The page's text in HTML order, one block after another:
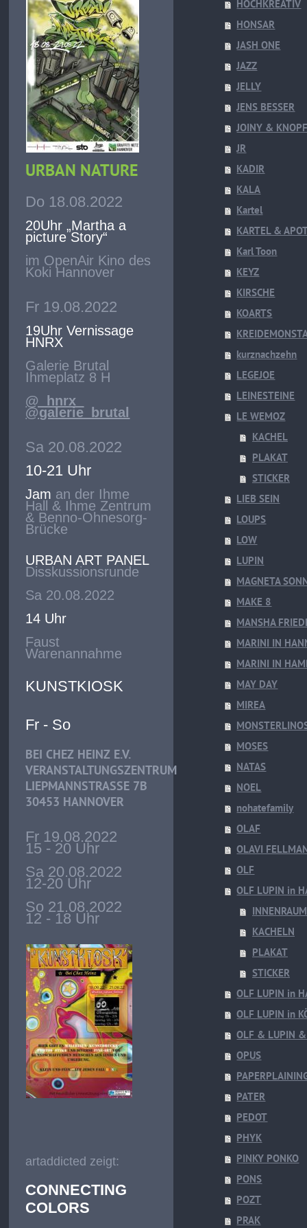
URBAN NATURE
Do 18.08.2022
20Uhr „Martha a
picture Story“
im OpenAir Kino des
Koki Hannover
Fr 19.08.2022
19Uhr Vernissage
HNRX
Galerie Brutal
Ihmeplatz 8 H
@_hnrx_
@galerie_brutal
Sa 20.08.2022
10-21 Uhr
Jam an der Ihme
Hall & Ihme Zentrum
& Benno-Ohnesorg-
Brücke
URBAN ART PANEL
Disskussionsrunde
Sa 20.08.2022
14 Uhr
Faust
Warenannahme
KUNSTKIOSK
Fr - So
BEI CHEZ HEINZ E.V.
VERANSTALTUNGSZENTRUM
LIEPMANNSTRASSE 7B
30453 HANNOVER
Fr 19.08.2022
15 - 20 Uhr
Sa 20.08.2022
12-20 Uhr
So 21.08.2022
12 - 18 Uhr
artaddicted zeigt:
CONNECTING
COLORS
HOCHKREATIV
HONSAR
JASH ONE
JAZZ
JELLY
JENS BESSER
JOINY &
JR
KADIR
KALA
Kartel
KARTEL &
Karl Toon
KEYZ
KIRSCHE
KOARTS
kurznachzehn
LEGEJOE
LEINESTEINE
LE WEMOZ
KACHEL
PLAKAT
STICKER
LIEB SEIN
LOUPS
LOW
LUPIN
MAGNETA
MAKE 8
MANSHA
MARINI IN
MARINI IN
MAY DAY
MIREA
MOSES
NATAS
NOEL
nohatefamily
OLAF
OLAVI
OLF
OLF LUPIN in
INNENRAUM
KACHELN
PLAKAT
STICKER
OLF LUPIN in
OLF LUPIN in
OLF & LUPIN
OPUS
PATER
PEDOT
PHYK
PINKY PONKO
PONS
POZT
PRAK